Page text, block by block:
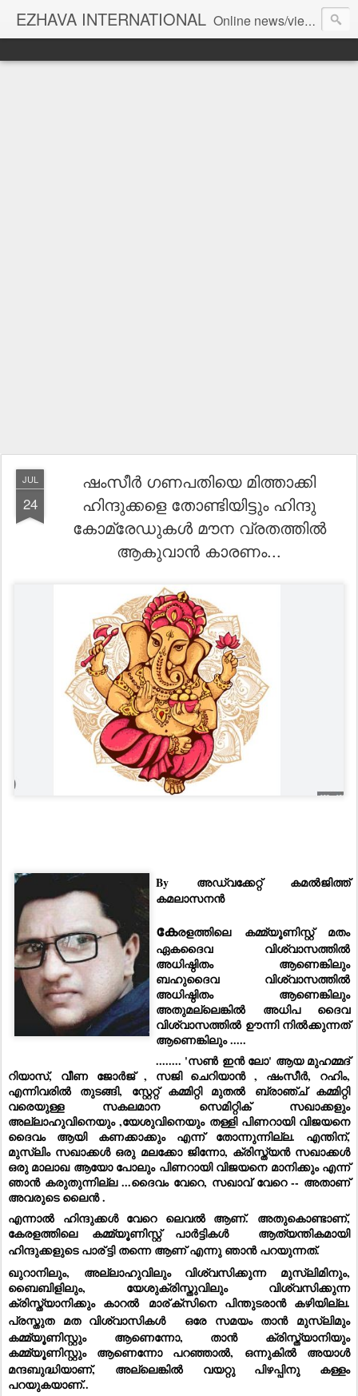
EZHAVA INTERNATIONAL Online news/views JOURNAL... Connecting the community worldwide Editorial Director: Prem Chandran
JUL
24
ഷംസീർ ഗണപതിയെ മിത്താക്കി
ഹിന്ദുക്കളെ തോണ്ടിയിട്ടും ഹിന്ദു
കോമ്രേഡുകൾ മൗന വ്രതത്തിൽ
ആകുവാൻ കാരണം...
By അഡ്വക്കേറ്റ് കമൽജിത്ത്
കമലാസനൻ
കേരളത്തിലെ കമ്മ്യൂണിസ്റ്റ് മതം
ഏകദൈവ വിശ്വാസത്തിൽ
അധിഷ്ഠിതം ആണെങ്കിലും
ബഹുദൈവ വിശ്വാസത്തിൽ
അധിഷ്ഠിതം ആണെങ്കിലും
അതുമല്ലെങ്കിൽ അധിപ ദൈവ
വിശ്വാസത്തിൽ ഊന്നി നിൽക്കുന്നത്
ആണെങ്കിലും .....
........ 'സൺ ഇൻ ലോ' ആയ മുഹമ്മദ്‌
റിയാസ്, വീണ ജോർജ് , സജി ചെറിയാൻ , ഷംസീർ, റഹിം,
എന്നിവരിൽ തുടങ്ങി, സ്റ്റേറ്റ് കമ്മിറ്റി മുതൽ ബ്രാഞ്ച് കമ്മിറ്റി
വരെയുള്ള സകലമാന സെമിറ്റിക് സഖാക്കളും
അല്ലാഹുവിനെയും ,യേശുവിനെയും തള്ളി പിണറായി വിജയനെ
ദൈവം ആയി കണക്കാക്കും എന്ന് തോന്നുന്നില്ല. എന്തിന്,
മുസ്ലിം സഖാക്കൾ ഒരു മലക്കോ ജിന്നോ, ക്രിസ്ത്യൻ സഖാക്കൾ
ഒരു മാലാഖ ആയോ പോലും പിണറായി വിജയനെ മാനിക്കും എന്ന്
ഞാൻ കരുതുന്നില്ല ...ദൈവം വേറെ, സഖാവ് വേറെ -- അതാണ്
അവരുടെ ലൈൻ .
എന്നാൽ ഹിന്ദുക്കൾ വേറെ ലെവൽ ആണ്. അതുകൊണ്ടാണ്,
കേരളത്തിലെ കമ്മ്യൂണിസ്റ്റ് പാർട്ടികൾ
ആത്യന്തികമായി
ഹിന്ദുക്കളുടെ പാര്ട്ടി തന്നെ ആണ് എന്നു ഞാൻ പറയുന്നത്.
ഖുറാനിലും, അല്ലാഹുവിലും വിശ്വസിക്കുന്ന മുസ്ലിമിനും,
ബൈബിളിലും, യേശുക്രിസ്തുവിലും വിശ്വസിക്കുന്ന
ക്രിസ്ത്യാനിക്കും കാറൽ മാര്ക്സിനെ പിന്തുടരാൻ കഴിയില്ല.
പ്രസ്തുത മത വിശ്വാസികൾ
ഒരേ സമയം താൻ മുസ്ലിമും
കമ്മ്യൂണിസ്റ്റും ആണെന്നോ, താൻ ക്രിസ്ത്യാനിയും
കമ്മ്യൂണിസ്റ്റും ആണെന്നോ പറഞ്ഞാൽ,
ഒന്നുകിൽ അയാൾ
മന്ദബുദ്ധിയാണ്, അല്ലെങ്കിൽ വയറ്റു പിഴപ്പിനു കള്ളം
പറയുകയാണ്‌..